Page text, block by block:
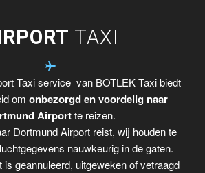
TAXI
Taxi service van BOTLEK Taxi biedt
omonbezorgd en voordelig naar
Airportte reizen.
Dortmund Airport reist, wij houden te
nauwkeurig in de gaten.
geannuleerd, uitgeweken of vetraagd